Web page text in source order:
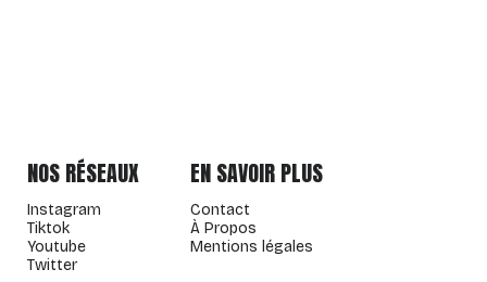
NOS RÉSEAUX
Instagram
Tiktok
Youtube
Twitter
EN SAVOIR PLUS
Contact
À Propos
Mentions légales